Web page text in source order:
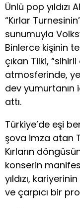
Ünlü pop yıldızı
“Kırlar
sunumuyla
Binlerce kişinin
çıkan Tilki,
atmosferinde,
dev yumurtanın
attı.
Türkiye’de eşi
şova imza atan
Kırların
konserin
yıldızı,
ve çarpıcı bir